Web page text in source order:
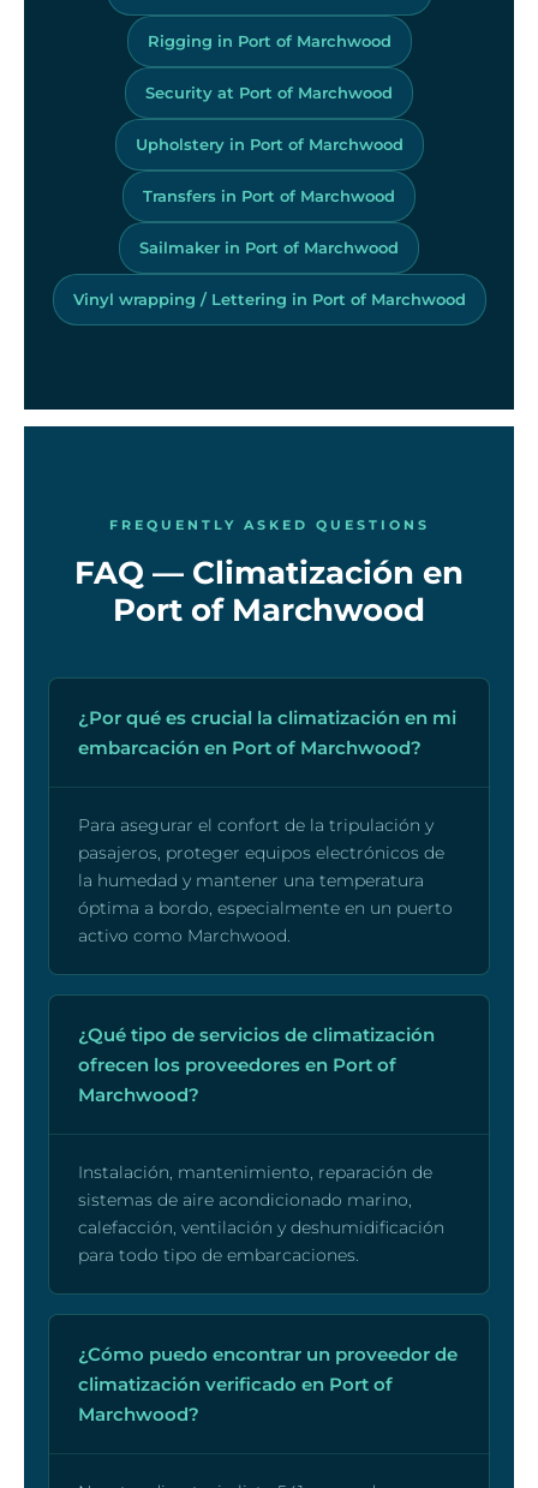
Rigging in Port of Marchwood
Security at Port of Marchwood
Upholstery in Port of Marchwood
Transfers in Port of Marchwood
Sailmaker in Port of Marchwood
Vinyl wrapping / Lettering in Port of Marchwood
FREQUENTLY ASKED QUESTIONS
FAQ — Climatización en
Port of Marchwood
¿Por qué es crucial la climatización en mi
embarcación en Port of Marchwood?
Para asegurar el confort de la tripulación y
pasajeros, proteger equipos electrónicos de
la humedad y mantener una temperatura
óptima a bordo, especialmente en un puerto
activo como Marchwood.
¿Qué tipo de servicios de climatización
ofrecen los proveedores en Port of
Marchwood?
Instalación, mantenimiento, reparación de
sistemas de aire acondicionado marino,
calefacción, ventilación y deshumidificación
para todo tipo de embarcaciones.
¿Cómo puedo encontrar un proveedor de
climatización verificado en Port of
Marchwood?